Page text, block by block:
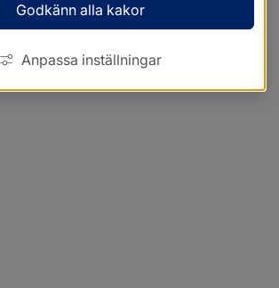
Godkänn alla kakor
Anpassa inställningar